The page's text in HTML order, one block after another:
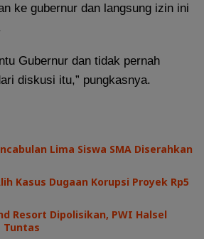
ke gubernur dan langsung izin ini
Gubernur dan tidak pernah
diskusi itu,” pungkasnya.
Lima Siswa SMA Diserahkan
Kasus Dugaan Korupsi Proyek Rp5
Resort Dipolisikan, PWI Halsel
Tuntas